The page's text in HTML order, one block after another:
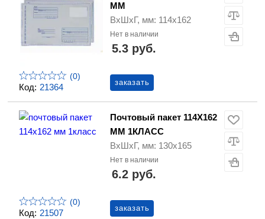
Код: 21364
(0)
ММ
ВхШхГ, мм: 114х162
Нет в наличии
5.3 руб.
заказать
Код: 21507
(0)
Почтовый пакет 114Х162
ММ 1КЛАСС
ВхШхГ, мм: 130х165
Нет в наличии
6.2 руб.
заказать